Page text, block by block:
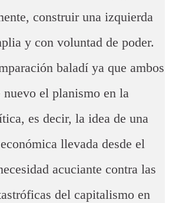
construir una izquierda
y con voluntad de poder.
baladí ya que ambos
nuevo el planismo en la
es decir, la idea de una
llevada desde el
acuciante contra las
del capitalismo en